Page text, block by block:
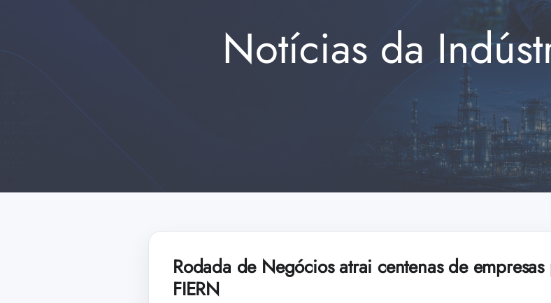
Notícias da
Rodada de Negócios atrai centenas de
FIERN